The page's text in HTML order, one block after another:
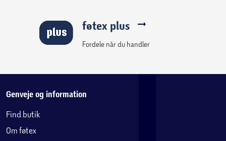
føtex plus
Fordele når du handler
Genveje og information
Find butik
Om føtex